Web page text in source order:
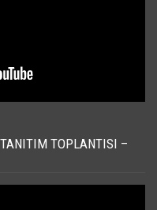
TOPLANTISI –